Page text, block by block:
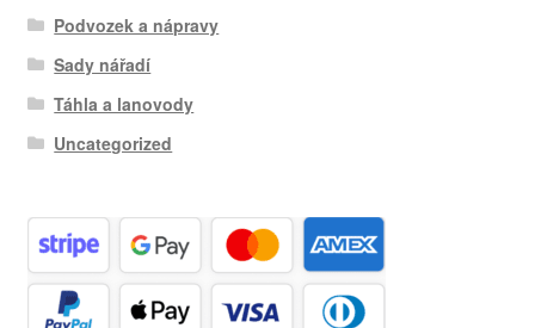
Podvozek a nápravy
Sady nářadí
Táhla a lanovody
Uncategorized